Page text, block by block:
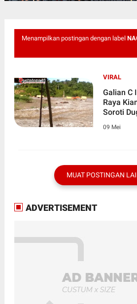
Menampilkan postingan dengan label
VIRAL
Galian C
Raya
Soroti
09 Mei
MUAT POSTINGAN
ADVERTISEMENT